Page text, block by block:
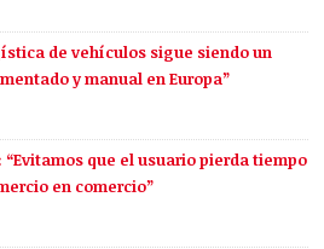
de vehículos sigue siendo un
y manual en Europa”
que el usuario pierda tiempo
en comercio”